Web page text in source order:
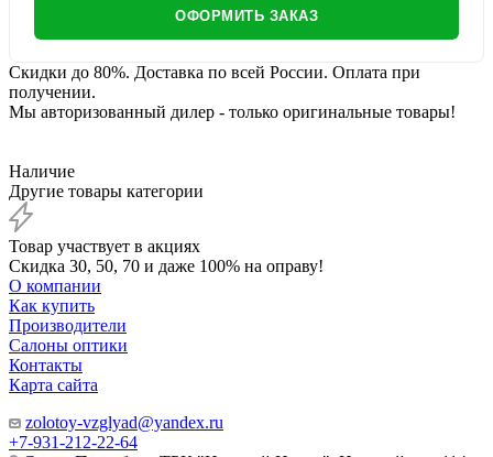
ОФОРМИТЬ ЗАКАЗ
Скидки до 80%. Доставка по всей России. Оплата при
получении.
Мы авторизованный дилер - только оригинальные товары!
Наличие
Другие товары категории
Товар участвует в акциях
Скидка 30, 50, 70 и даже 100% на оправу!
О компании
Как купить
Производители
Салоны оптики
Контакты
Карта сайта
zolotoy-vzglyad@yandex.ru
+7-931-212-22-64